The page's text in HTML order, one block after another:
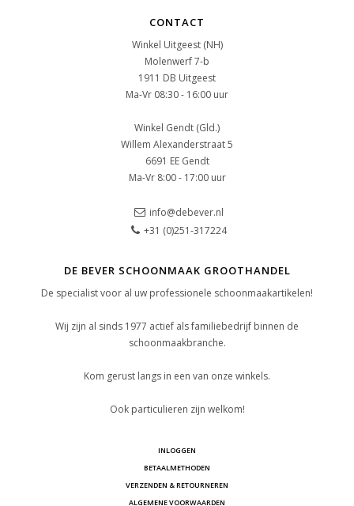
CONTACT
Winkel Uitgeest (NH)
Molenwerf 7-b
1911 DB Uitgeest
Ma-Vr 08:30 - 16:00 uur
Winkel Gendt (Gld.)
Willem Alexanderstraat 5
6691 EE Gendt
Ma-Vr 8:00 - 17:00 uur
info@debever.nl
+31 (0)251-317224
DE BEVER SCHOONMAAK GROOTHANDEL
De specialist voor al uw professionele schoonmaakartikelen!
Wij zijn al sinds 1977 actief als familiebedrijf binnen de
schoonmaakbranche.
Kom gerust langs in een van onze winkels.
Ook particulieren zijn welkom!
INLOGGEN
BETAALMETHODEN
VERZENDEN & RETOURNEREN
ALGEMENE VOORWAARDEN